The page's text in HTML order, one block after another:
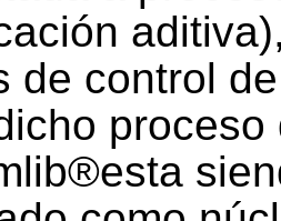
de control